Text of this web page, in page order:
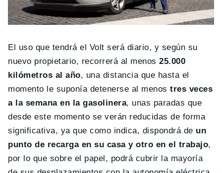
El uso que tendrá el Volt será diario, y según su
nuevo propietario, recorrerá al menos 25.000
kilómetros al año, una distancia que hasta el
momento le suponía detenerse al menos tres veces
a la semana en la gasolinera, unas paradas que
desde este momento se verán reducidas de forma
significativa, ya que como indica, dispondrá de un
punto de recarga en su casa y otro en el trabajo,
por lo que sobre el papel, podrá cubrir la mayoría